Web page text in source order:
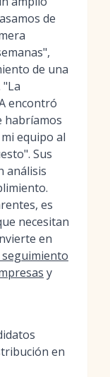
de
de una
"La
encontró
habríamos
equipo al
Sus
análisis
es
necesitan
en
y
en